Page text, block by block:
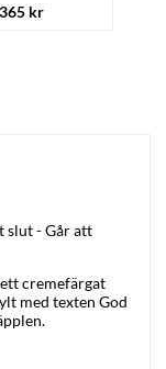
365 kr
slut - Går att
cremefärgat
med texten God